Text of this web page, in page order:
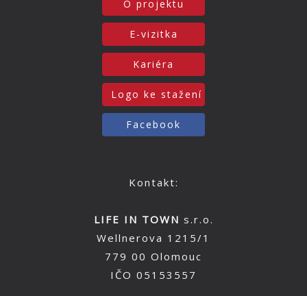
O projektu
E-vizitka
Kariéra
Logo ke stažení
Facebook
Kontakt:
LIFE IN TOWN s.r.o.
Wellnerova 1215/1
779 00 Olomouc
IČO 05153557